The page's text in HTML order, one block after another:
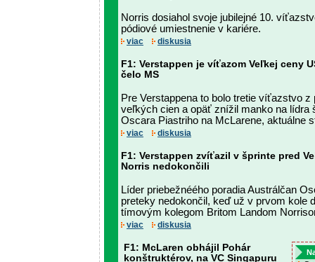
Norris dosiahol svoje jubilejné 10.
pódiové umiestnenie v kariére.
viac diskusia
F1: Verstappen je víťazom Veľkej ceny
čelo MS
Pre Verstappena to bolo tretie víťazstvo
veľkých cien a opäť znížil manko na lídra
Oscara Piastriho na McLarene, aktuálne
viac diskusia
F1: Verstappen zvíťazil v šprinte pred
Norris nedokončili
Líder priebežnéého poradia Austrálčan
preteky nedokončil, keď už v prvom kole
tímovým kolegom Britom Landom
viac diskusia
F1: McLaren obhájil Pohár
konštruktérov, na VC Singapuru